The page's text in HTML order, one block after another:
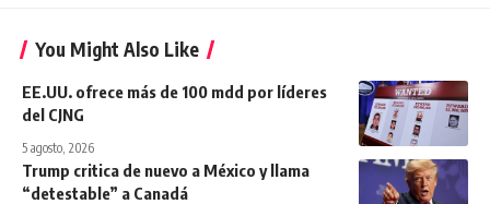
You Might Also Like
EE.UU. ofrece más de 100 mdd por líderes
del CJNG
5 agosto, 2026
Trump critica de nuevo a México y llama
“detestable” a Canadá